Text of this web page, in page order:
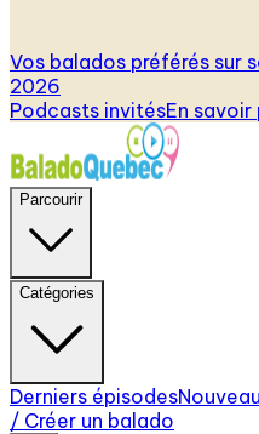
Vos balados préférés sur
2026
Podcasts invitésEn savoir
Parcourir
Catégories
Derniers épisodes
/ Créer un balado